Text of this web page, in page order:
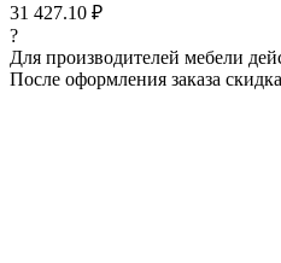
31 427.10 ₽
?
Для производителей мебели
После оформления заказа